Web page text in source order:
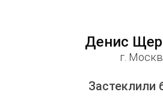
Денис
г.
Застеклили